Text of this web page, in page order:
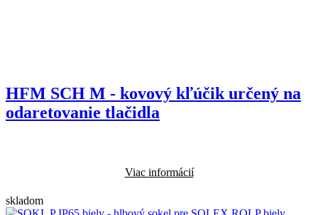
HFM SCH M - kovový kľúčik určený na
odaretovanie tlačidla
Viac informácií
skladom